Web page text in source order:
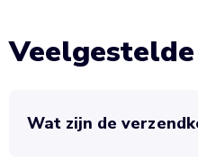
Wat zijn de